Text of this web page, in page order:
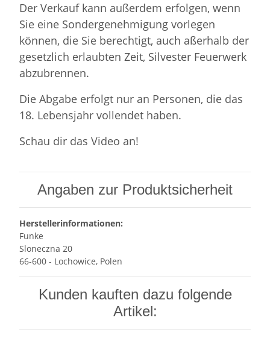
Der Verkauf kann außerdem erfolgen, wenn
Sie eine Sondergenehmigung vorlegen
können, die Sie berechtigt, auch aßerhalb der
gesetzlich erlaubten Zeit, Silvester Feuerwerk
abzubrennen.
Die Abgabe erfolgt nur an Personen, die das
18. Lebensjahr vollendet haben.
Schau dir das Video an!
Angaben zur Produktsicherheit
Herstellerinformationen:
Funke
Sloneczna 20
66-600 - Lochowice, Polen
Kunden kauften dazu folgende
Artikel: